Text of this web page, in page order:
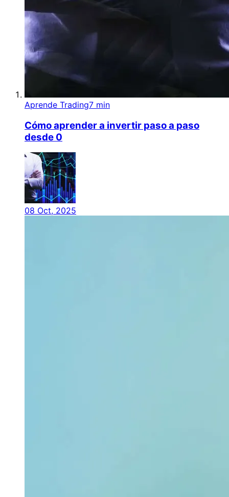
Aprende Trading7 min
Cómo aprender a invertir paso a paso
desde 0
08 Oct, 2025